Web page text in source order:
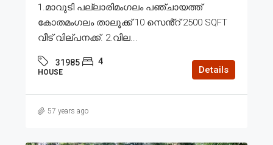
1.മാവുടി പല്ലാരിമംഗലം പഞ്ചായത്ത്
കോതമംഗലം താലൂക്ക് 10 സെൻ്റ് 2500 SQFT
വീട് വില്പനക്ക്. 2.വില...
31985 4
HOUSE Details
57 years ago